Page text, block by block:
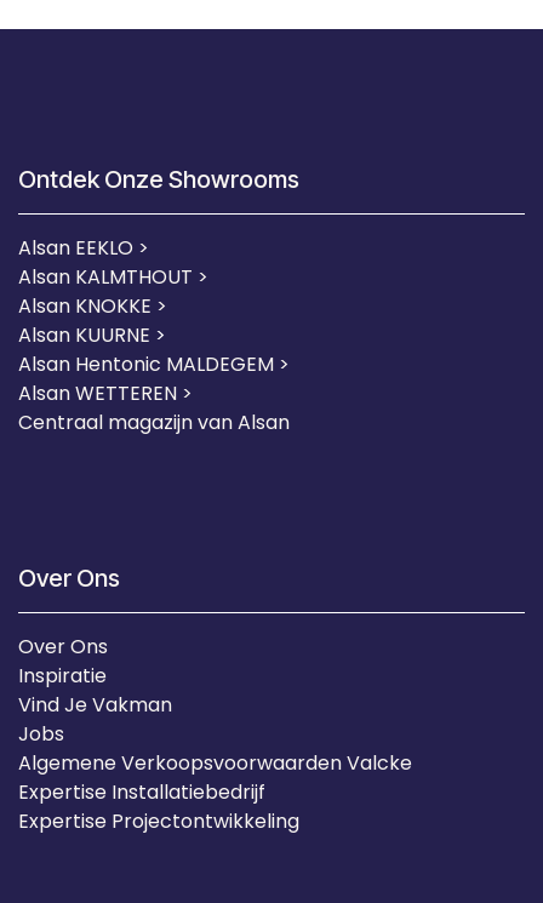
Ontdek Onze Showrooms
Alsan EEKLO >
Alsan KALMTHOUT >
Alsan KNOKKE >
Alsan KUURNE >
Alsan Hentonic MALDEGEM >
Alsan WETTEREN >
Centraal magazijn van Alsan
Over Ons
Over Ons
Inspiratie
Vind Je Vakman
Jobs
Algemene Verkoopsvoorwaarden Valcke
Expertise Installatiebedrijf
Expertise Projectontwikkeling